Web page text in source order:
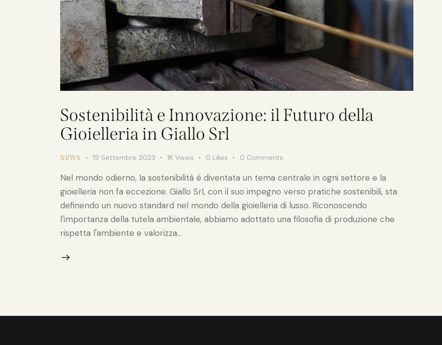
Sostenibilità e Innovazione: il Futuro della
Gioielleria in Giallo Srl
NEWS 19 Settembre 2023 1K Views 0 Likes 0 Comments
Nel mondo odierno, la sostenibilità é diventata un tema centrale in ogni settore e la
gioielleria non fa eccezione. Giallo Srl, con il suo impegno verso pratiche sostenibili, sta
definendo un nuovo standard nel mondo della gioielleria di lusso. Riconoscendo
l'importanza della tutela ambientale, abbiamo adottato una filosofia di produzione che
rispetta l'ambiente e valorizza…